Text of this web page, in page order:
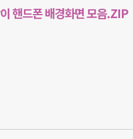
핸드폰 배경화면 모음.ZIP